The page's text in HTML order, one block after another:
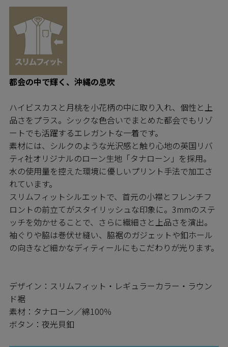
都会の中で輝く、沖縄の息吹
ハイビスカスと月桃を小花柄の中に取り入れ、個性と上
品さをプラス。シックな色合いでまとめた都会でもリゾ
ートでも活躍するエレガントな一着です。
素材には、シルクのような光沢感と触り心地の英国リバ
ティ社オリジナルのローン生地「タナローン」を採用。
水の使用量を控えた環境に優しいプリント手法で加工さ
れています。
スリムフィットシルエットで、首元の小襟とフレンチフ
ロントの前立てがスタイリッシュな印象に。3mmのステ
ッチを効かせることで、さらに繊細さと上品さを演出。
袖ぐりや脇は巻伏せ縫い、脇裾のガジェットや釦ホール
の向きなど細かなディティールにもこだわりが光ります。
デザイン：スリムフィット・レギュラーカラー・ラウン
ド裾
素材：タナローン／綿100％
ボタン：夜光貝釦